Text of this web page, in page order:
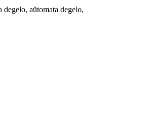
degelo, aŭtomata degelo,